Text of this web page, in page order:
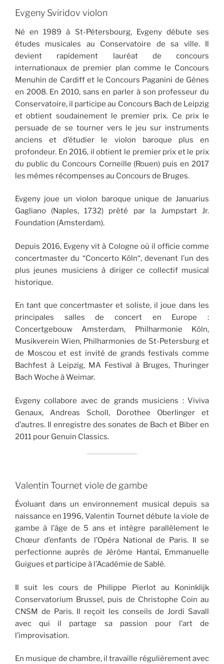
Evgeny Sviridov violon
Né en 1989 à St-Pétersbourg, Evgeny débute ses
études musicales au Conservatoire de sa ville. Il
devient rapidement lauréat de concours
internationaux de premier plan comme le Concours
Menuhin de Cardiff et le Concours Paganini de Gênes
en 2008. En 2010, sans en parler à son professeur du
Conservatoire, il participe au Concours Bach de Leipzig
et obtient soudainement le premier prix. Ce prix le
persuade de se tourner vers le jeu sur instruments
anciens et d’étudier le violon baroque plus en
profondeur. En 2016, il obtient le premier prix et le prix
du public du Concours Corneille (Rouen) puis en 2017
les mêmes récompenses au Concours de Bruges.
Evgeny joue un violon baroque unique de Januarius
Gagliano (Naples, 1732) prêté par la Jumpstart Jr.
Foundation (Amsterdam).
Depuis 2016, Evgeny vit à Cologne où il officie comme
concertmaster du “Concerto Köln“, devenant l’un des
plus jeunes musiciens à diriger ce collectif musical
historique.
En tant que concertmaster et soliste, il joue dans les
principales salles de concert en Europe :
Concertgebouw Amsterdam, Philharmonie Köln,
Musikverein Wien, Philharmonies de St-Petersburg et
de Moscou et est invité de grands festivals comme
Bachfest à Leipzig, MA Festival à Bruges, Thuringer
Bach Woche à Weimar.
Evgeny collabore avec de grands musiciens : Viviva
Genaux, Andreas Scholl, Dorothee Oberlinger et
d’autres. Il enregistre des sonates de Bach et Biber en
2011 pour Genuin Classics.
Valentin Tournet viole de gambe
Évoluant dans un environnement musical depuis sa
naissance en 1996, Valentin Tournet débute la viole de
gambe à l’âge de 5 ans et intègre parallèlement le
Chœur d’enfants de l’Opéra National de Paris. Il se
perfectionne auprès de Jérôme Hantaï, Emmanuelle
Guigues et participe à l’Académie de Sablé.
Il suit les cours de Philippe Pierlot au Koninklijk
Conservatorium Brussel, puis de Christophe Coin au
CNSM de Paris. Il reçoit les conseils de Jordi Savall
avec qui il partage sa passion pour l’art de
l’improvisation.
En musique de chambre, il travaille régulièrement avec